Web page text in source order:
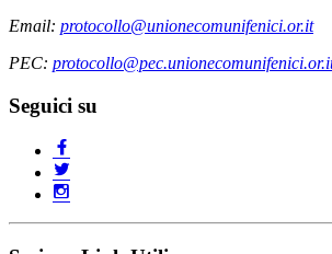
Email: protocollo@unionecomunifenici.or.it
PEC:
Seguici su